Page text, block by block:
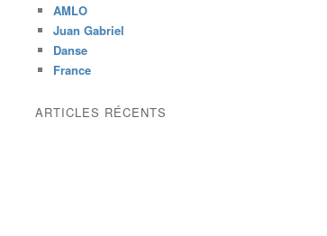
AMLO
Juan Gabriel
Danse
France
ARTICLES RÉCENTS